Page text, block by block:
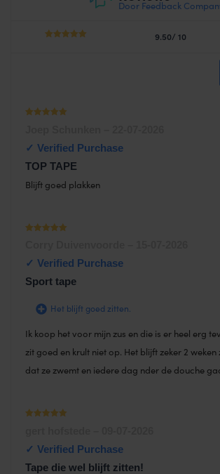
Door Feedback
9.50/ 10
TOP TAPE
Blijft goed plakken
Sport tape
Het blijft goed zitten.
Ik koop het voor mijn zus en die is er heel erg
zit goed en krult niet op. Het blijft zeker 2 weken
dat ze zwemt en iedere dag nder de douche
Tape die wel blijft zitten!